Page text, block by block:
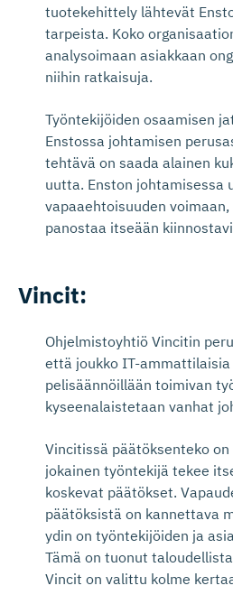
tuotekehittely lähtevät
tarpeista. Koko
analysoimaan asiakkaan
niihin ratkaisuja.
Työntekijöiden osaamisen
Enstossa johtamisen
tehtävä on saada alainen
uutta. Enston johtamisessa
vapaaehtoisuuden
panostaa itseään
Vincit:
Ohjelmistoyhtiö Vincitin
että joukko IT-
pelisäännöillään toimivan
kyseenalaistetaan vanhat
Vincitissä päätöksenteko
jokainen työntekijä tekee
koskevat päätökset.
päätöksistä on kannettava
ydin on työntekijöiden ja
Tämä on tuonut
Vincit on valittu kolme